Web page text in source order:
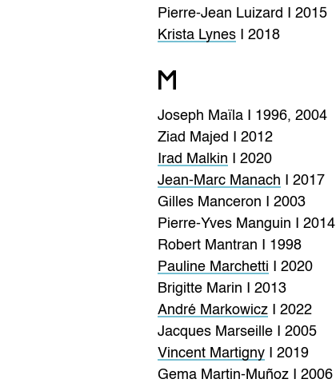
Pierre-Jean Luizard I 2015
Krista LynesI 2018
M
Joseph Maïla I 1996, 2004
Ziad Majed I 2012
Irad Malkin I 2020
Jean-Marc Manach I 2017
Gilles Manceron I 2003
Pierre-Yves Manguin I 2014
Robert Mantran I 1998
Pauline Marchetti I 2020
Brigitte Marin I 2013
André MarkowiczI 2022
Jacques Marseille I 2005
Vincent MartignyI 2019
Gema Martin-Muñoz I 2006